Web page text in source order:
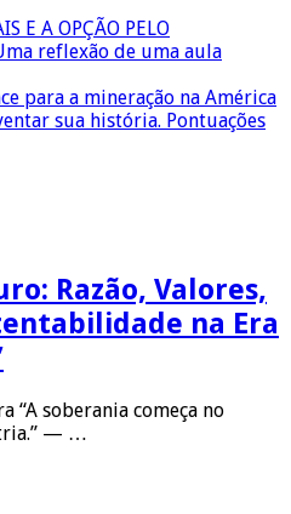
E A OPÇÃO PELO
reflexão de uma aula
para a mineração na América
sua história. Pontuações
Razão, Valores,
na Era
“A soberania começa no
— …